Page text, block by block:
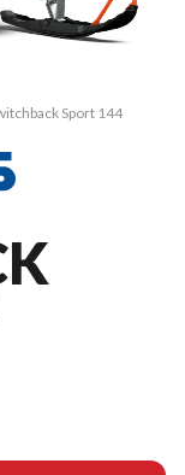
Sport 144